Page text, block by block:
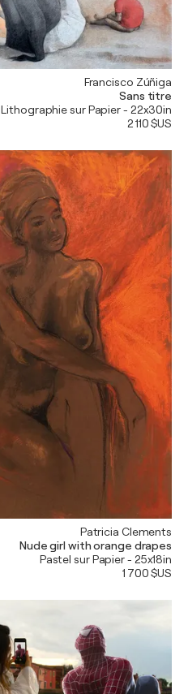
Francisco Zúñiga
Sans titre
Lithographie sur Papier - 22x30in
2 110 $US
Patricia Clements
Nude girl with orange drapes
Pastel sur Papier - 25x18in
1 700 $US